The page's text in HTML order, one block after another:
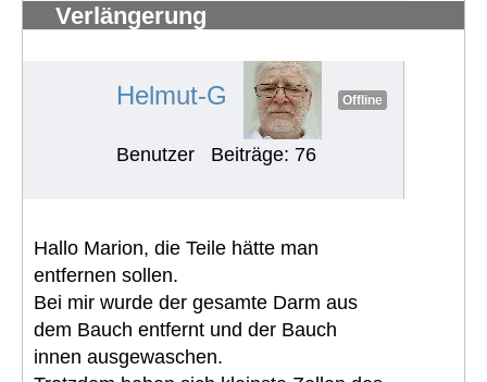
Verlängerung
Helmut-G Offline
Benutzer Beiträge: 76
Hallo Marion, die Teile hätte man
entfernen sollen.
Bei mir wurde der gesamte Darm aus
dem Bauch entfernt und der Bauch
innen ausgewaschen.